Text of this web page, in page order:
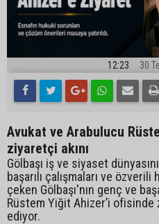
12:23 30
Avukat ve Arabulucu
ziyaretçi akını
Gölbaşı iş ve siyaset
başarılı çalışmaları ve özverili
çeken Gölbaşı'nın genç ve
Rüstem Yiğit Ahizer’i
ediyor.